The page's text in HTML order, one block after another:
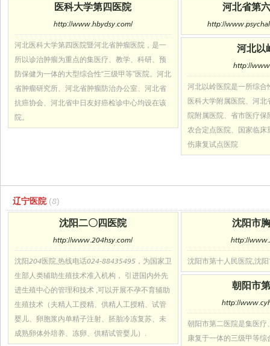
医科大学第四医院
http://www.hbydsy.com/
河北医科大学第四医院暨河北省肿瘤医院，是一
所以诊治肿瘤为重点的集医疗、教学、科研、预
防保健为一体的大型综合性“三级甲等”医院。河北
省肿瘤研究所、河北省肿瘤防治办公室、河北省
抗癌协会、河北省中日友好癌检诊中心均设在该
院。
河北省第
http://
河北以
http://
河北以岭医院是一所综合
医科大学附属医院、河
院附属医院、省市医疗保
农合定点医院、国家临床
伤康复试点医院
辽宁医院 (8)
沈阳二〇四医院
http://www.204hsy.com/
沈阳204医院,热线电话024-88435495，为国家卫
生部人类辅助生殖技术准入机构， 引进国内外先
进生殖中心的管理和技术 ,可以开展不孕不育辅助
生殖技术（夫精人工授精、供精人工授精、试管
婴儿、卵胞浆内单精子注射、胚胎冷冻复苏、未
成熟卵体外培养、冻卵、供精试管婴儿）.
沈阳市
http://
沈阳市第十人民医院,沈
朝阳市
http://
朝阳市第二医院是集医疗
康复于一体的三级甲等